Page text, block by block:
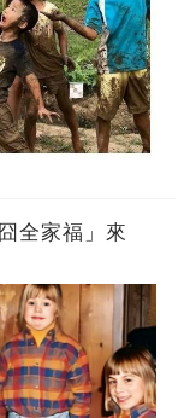
全家福」來